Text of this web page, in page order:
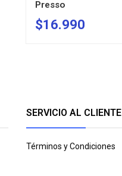
Presso
-
$16.990
SERVICIO AL CLIENTE
Términos y Condiciones